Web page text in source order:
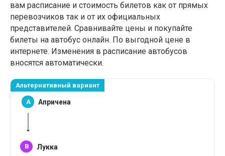
вам расписание и стоимость билетов как от прямых
перевозчиков так и от их официальных
представителей. Сравнивайте цены и покупайте
билеты на автобус онлайн. По выгодной цене в
интернете. Изменения в расписание автобусов
вносятся автоматически.
Альтернативный вариант
A Апричена
B Лукка